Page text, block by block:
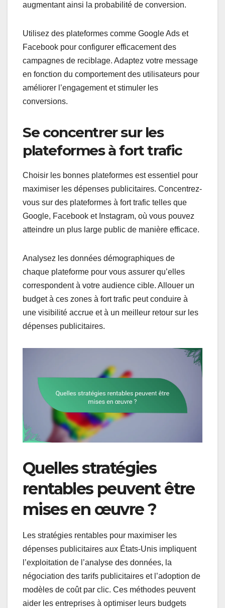
augmentant ainsi la probabilité de conversion.
Utilisez des plateformes comme Google Ads et
Facebook pour configurer efficacement des
campagnes de reciblage. Adaptez votre message
en fonction du comportement des utilisateurs pour
améliorer l’engagement et stimuler les
conversions.
Se concentrer sur les
plateformes à fort trafic
Choisir les bonnes plateformes est essentiel pour
maximiser les dépenses publicitaires. Concentrez-
vous sur des plateformes à fort trafic telles que
Google, Facebook et Instagram, où vous pouvez
atteindre un plus large public de manière efficace.
Analysez les données démographiques de
chaque plateforme pour vous assurer qu’elles
correspondent à votre audience cible. Allouer un
budget à ces zones à fort trafic peut conduire à
une visibilité accrue et à un meilleur retour sur les
dépenses publicitaires.
Quelles stratégies
rentables peuvent être
mises en œuvre ?
Les stratégies rentables pour maximiser les
dépenses publicitaires aux États-Unis impliquent
l’exploitation de l’analyse des données, la
négociation des tarifs publicitaires et l’adoption de
modèles de coût par clic. Ces méthodes peuvent
aider les entreprises à optimiser leurs budgets